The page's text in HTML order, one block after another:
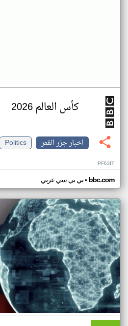
كأس العالم 2026
اخبار جزر القمر
Politics
PF63IT
بي بي سي عربي• bbc.com